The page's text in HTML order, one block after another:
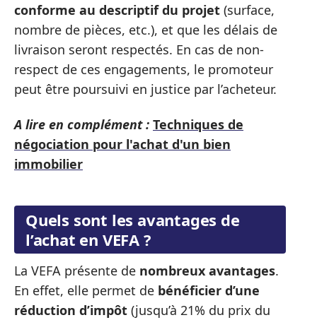
conforme au descriptif du projet (surface,
nombre de pièces, etc.), et que les délais de
livraison seront respectés. En cas de non-
respect de ces engagements, le promoteur
peut être poursuivi en justice par l’acheteur.
A lire en complément : Techniques de
négociation pour l'achat d'un bien
immobilier
Quels sont les avantages de
l’achat en VEFA ?
La VEFA présente de nombreux avantages.
En effet, elle permet de bénéficier d’une
réduction d’impôt (jusqu’à 21% du prix du